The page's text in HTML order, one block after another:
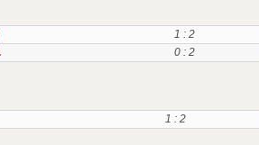
1 : 2
0 : 2
1 : 2